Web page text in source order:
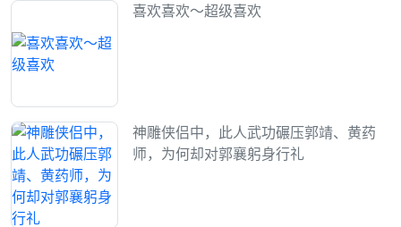
喜欢喜欢～超级喜欢
神雕侠侣中，此人武功碾压郭靖、黄药
师，为何却对郭襄躬身行礼